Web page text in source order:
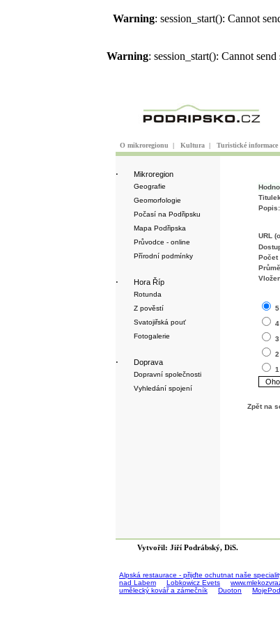
Warning: session_start(): Cannot
Warning: session_start(): Cannot
O mikroregionu | Kultura | Turistické informace
· Mikroregion
Geografie
Geomorfologie
Počasí na Podřipsku
Mapa Podřipska
Průvodce - online
Přírodní podmínky
· Hora Říp
Rotunda
Z pověstí
Svatojiřská pouť
Fotogalerie
· Doprava
Dopravní společnosti
Vyhledání spojení
Popis:
URL
Počet
Zpět na
Vytvořil: Jiří Podrábský, DiS.
Alpská restaurace - přijďte ochutnat naše
nad Labem
Lobkowicz Evets
umělecký kovář a zámečník
Duoton